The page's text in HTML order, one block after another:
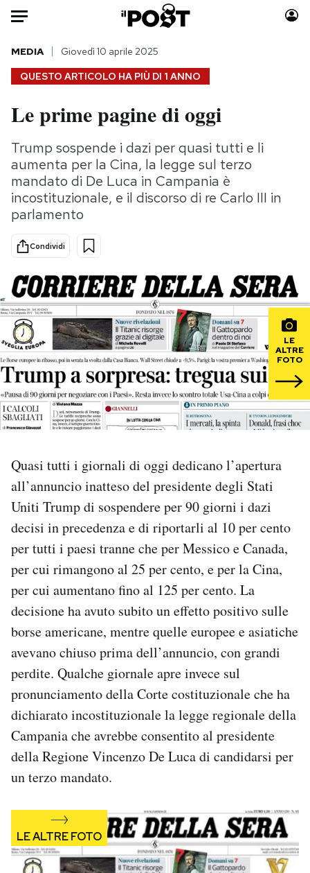
Auto
HOME
Italia
Politica
Tecnologia
Internet
Scienza
Cultura
Economia
Sport
Moda
Consumismi
Storie/Idee
Ok Boomer!
Mondiali calcio 2026
PODCAST
NEWSLETTER
I MIEI PREFERITI
CALENDARIO
AREA PERSONALE
Area Personale
Newsletter
Notifiche mobile
Regala il Post
Hai bisogno di aiuto?
QUESTO ARTICOLO HA PIÙ DI 1 ANNO
MEDIA Giovedì 10 aprile 2025
Le prime pagine di oggi
Trump sospende i dazi per quasi tutti e li
aumenta per la Cina, la legge sul terzo
mandato di De Luca in Campania è
incostituzionale, e il discorso di re Carlo III in
parlamento
Condividi
LE
ALTRE
FOTO
Quasi tutti i giornali di oggi dedicano l’apertura
all’annuncio inatteso del presidente degli Stati
Uniti Trump di sospendere per 90 giorni i dazi
decisi in precedenza e di riportarli al 10 per cento
per tutti i paesi tranne che per Messico e Canada,
per cui rimangono al 25 per cento, e per la Cina,
per cui aumentano fino al 125 per cento. La
decisione ha avuto subito un effetto positivo sulle
borse americane, mentre quelle europee e asiatiche
avevano chiuso prima dell’annuncio, con grandi
perdite. Qualche giornale apre invece sul
pronunciamento della Corte costituzionale che ha
dichiarato incostituzionale la legge regionale della
Campania che avrebbe consentito al presidente
della Regione Vincenzo De Luca di candidarsi per
un terzo mandato.